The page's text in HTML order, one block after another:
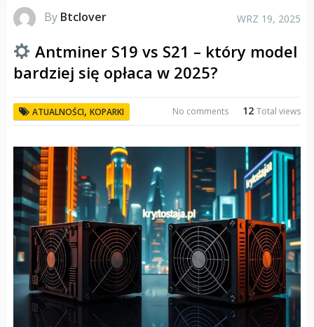
By Btclover WRZ 19, 2025
Antminer S19 vs S21 – który model
bardziej się opłaca w 2025?
ATUALNOŚCI, KOPARKI 12Total views
No comments